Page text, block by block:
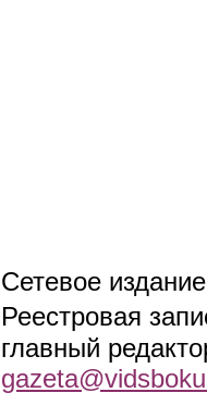
Сетевое
Реестровая
главный